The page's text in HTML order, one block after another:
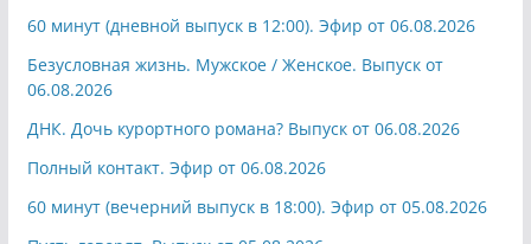
60 минут (дневной выпуск в 12:00). Эфир от 06.08.2026
Безусловная жизнь. Мужское / Женское. Выпуск от
06.08.2026
ДНК. Дочь курортного романа? Выпуск от 06.08.2026
Полный контакт. Эфир от 06.08.2026
60 минут (вечерний выпуск в 18:00). Эфир от 05.08.2026